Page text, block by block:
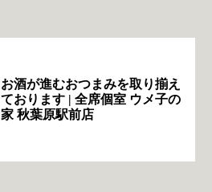
お酒が進むおつまみを取り揃え
ております | 全席個室 ウメ子の
家 秋葉原駅前店